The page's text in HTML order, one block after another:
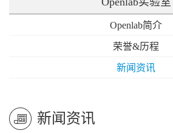
Openlab简介
荣誉&历程
新闻资讯
新闻资讯